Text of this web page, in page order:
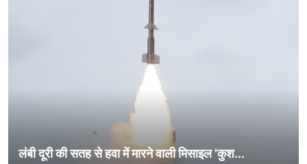
लंबी दूरी की सतह से हवा में मारने वाली मिसाइल 'कुश...